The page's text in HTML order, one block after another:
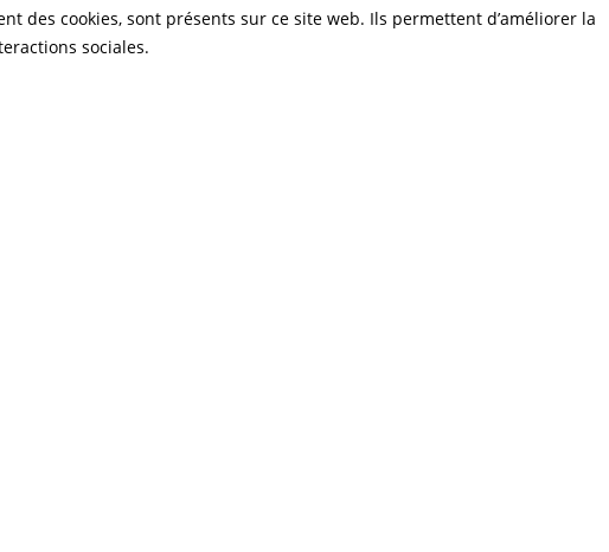
des cookies, sont présents sur ce site web. Ils permettent d’améliorer la
sociales.